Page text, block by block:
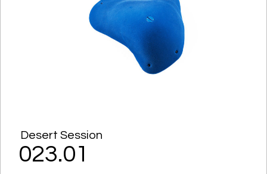
Desert Session
023.01